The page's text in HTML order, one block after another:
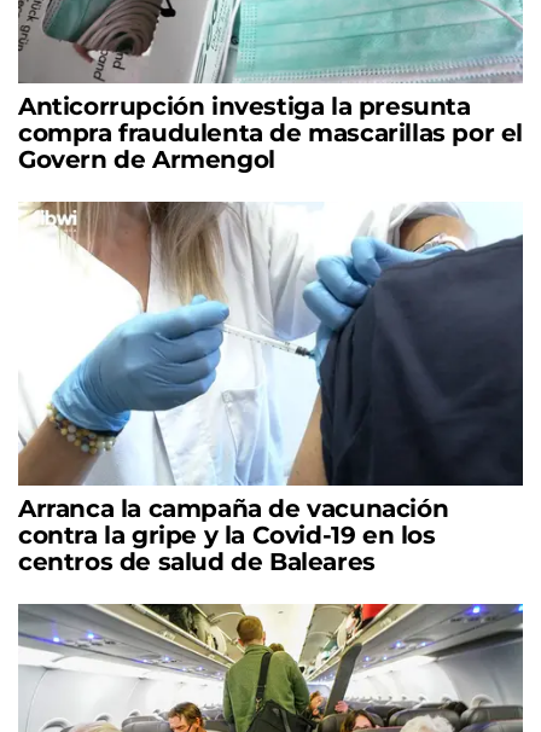
Anticorrupción investiga la presunta
compra fraudulenta de mascarillas por el
Govern de Armengol
Arranca la campaña de vacunación
contra la gripe y la Covid-19 en los
centros de salud de Baleares